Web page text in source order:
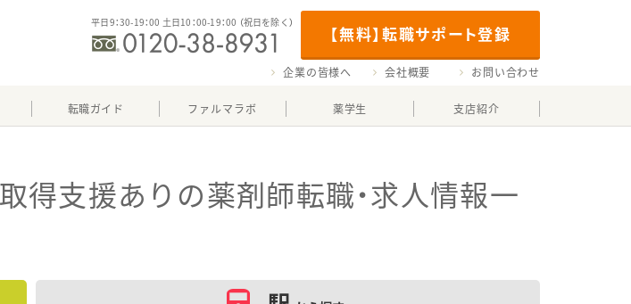
【無料】転職サポート登録
平日9：30-19：00 土日10：00-19：00 （祝日を除く）
企業の皆様へ 会社概要 お問い合わせ
転職ガイド ファルマラボ 薬学生 支店紹介
得支援あり の薬剤師転職・求人情報一